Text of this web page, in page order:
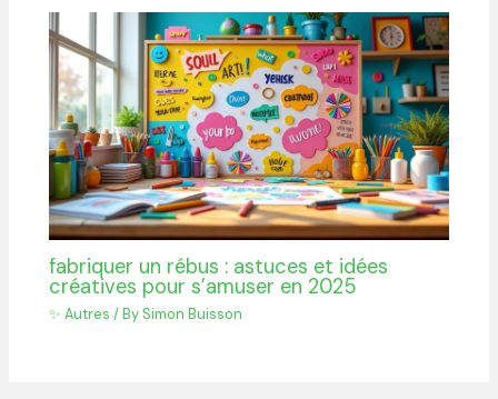
fabriquer un rébus : astuces et idées
créatives pour s’amuser en 2025
✨ Autres / By Simon Buisson